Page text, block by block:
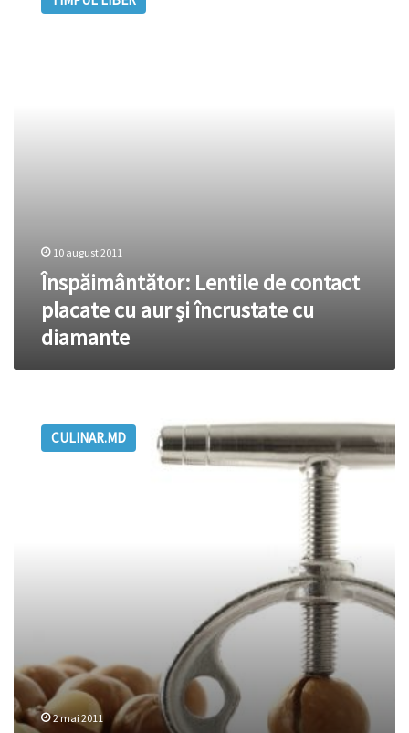
10 august 2011
Înspăimântător: Lentile de contact
placate cu aur şi încrustate cu
diamante
scumpeCULINAR.MD
2 mai 2011